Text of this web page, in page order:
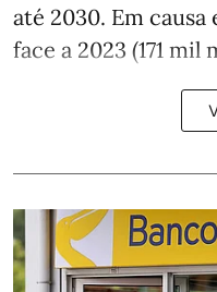
até 2030. Em
face a 2023 (171 mil